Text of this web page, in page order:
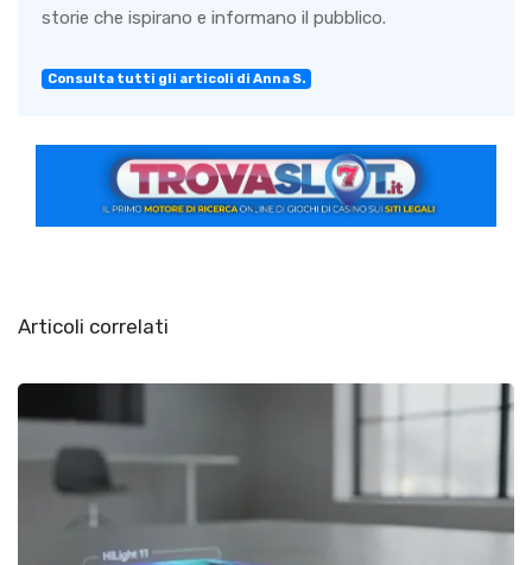
storie che ispirano e informano il pubblico.
Consulta tutti gli articoli di Anna S.
Articoli correlati